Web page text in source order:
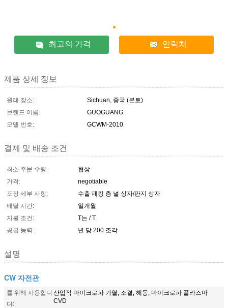
최고의 가격 연락처
제품 상세 정보
원래 장소:
Sichuan, 중국 (본토)
브랜드 이름:
GUOGUANG
모델 번호:
GCWM-2010
결제 및 배송 조건
최소 주문 수량:
협상
가격:
negotiable
포장 세부 사항:
수출 패킹 층 널 상자/판지 상자
배달 시간:
일개월
지불 조건:
T는 / T
공급 능력:
년 당 200 조각
설명
CW 자전관
를 위해 사용합니
다:
산업적 마이크로파 가열, 소결, 해동, 마이크로파 플라스마
CVD